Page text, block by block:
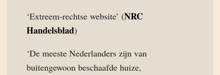
‘Extreem-rechtse website’ (NRC
Handelsblad)
‘De meeste Nederlanders zijn van
buitengewoon beschaafde huize,